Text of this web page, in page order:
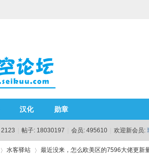
汉化 勋章
2123 帖子: 18030197 会员: 495610 欢迎新会员:
水客驿站 最近没来，怎么欧美区的7596大佬更新